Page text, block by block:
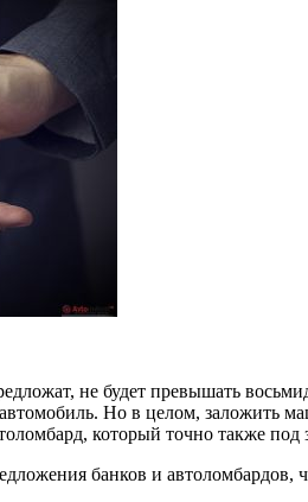
не будет превышать
автомобиль. Но в целом,
который точно также под
банков и